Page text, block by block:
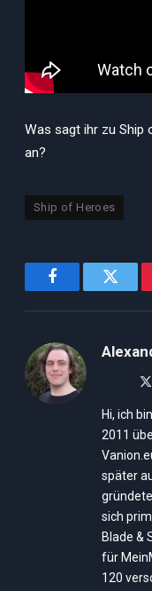
Was sagt ihr zu Ship
an?
Ship of Heroes
Facebook
Hi, ich
2011
später
sich
Blade &
für
120